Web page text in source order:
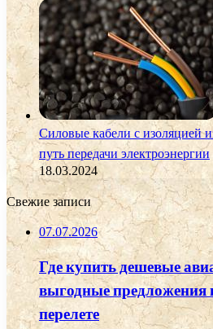
Силовые кабели с изоляцией
путь передачи электроэнергии
18.03.2024
Свежие записи
07.07.2026
Где купить дешевые
выгодные предложения
перелете